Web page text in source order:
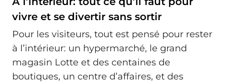
vivre et se divertir sans sortir
Pour les visiteurs, tout est pensé pour rester
à l’intérieur: un hypermarché, le grand
magasin Lotte et des centaines de
boutiques, un centre d’affaires, et des